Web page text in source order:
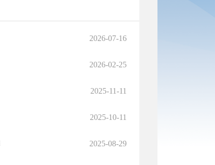
2026-07-16
2026-02-25
2025-11-11
2025-10-11
2025-08-29